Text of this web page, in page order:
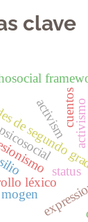
clave
activismo
segundo
activism
status
léxico
cuentos